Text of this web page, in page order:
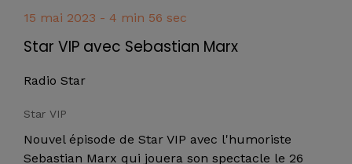
15 mai 2023 - 4 min 56 sec
Star VIP avec Sebastian Marx
Radio Star
Star VIP
Nouvel épisode de Star VIP avec l'humoriste
Sebastian Marx qui jouera son spectacle le 26